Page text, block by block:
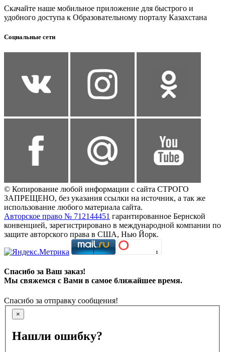
Скачайте наше мобильное приложение для быстрого и
удобного доступа к Образовательному порталу Казахстана
Социальные сети
© Копирование любой информации с сайта СТРОГО
ЗАПРЕЩЕНО, без указания ссылки на источник, а так же
использование любого материала сайта.
Авторское право № 712144451 гарантированное Бернской
конвенцией, зарегистрировано в международной компании по
защите авторского права в США, Нью Йорк.
Спасибо за Ваш заказ!
Мы свяжемся с Вами в самое ближайшее время.
Спасибо за отправку сообщения!
×
Нашли ошибку?